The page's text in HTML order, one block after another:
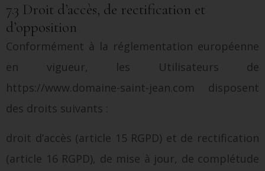
7.3 Droit d’accès, de rectification et
d’opposition
Conformément à la réglementation européenne
en vigueur, les Utilisateurs de
https://www.domaine-saint-jean.com disposent
des droits suivants :
droit d’accès (article 15 RGPD) et de rectification
(article 16 RGPD), de mise à jour, de complétude